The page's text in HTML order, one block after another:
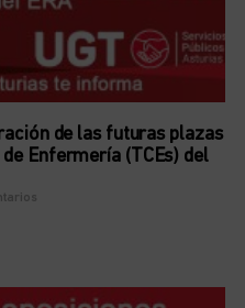
de las futuras plazas
Enfermería (TCEs) del